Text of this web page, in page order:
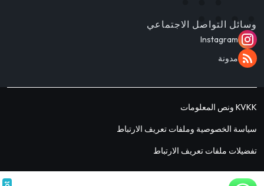
وسائل التواصل الاجتماعي
Instagram
مدونة
KVKK ونص المعلومات
سياسة الخصوصية وملفات تعريف الارتباط
تفضيلات ملفات تعريف الارتباط